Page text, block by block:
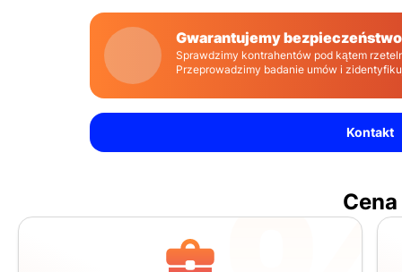
Gwarantujemy bezpieczeństwo
Sprawdzimy kontrahentów pod kątem
Przeprowadzimy badanie umów i
Kontakt
Cena